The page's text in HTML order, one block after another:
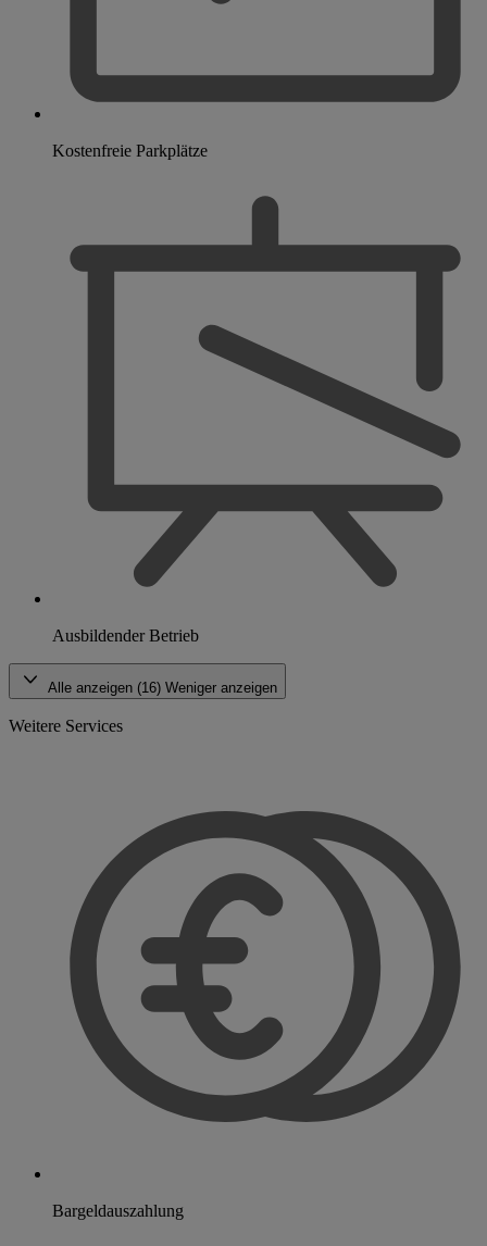
Kostenfreie Parkplätze
Ausbildender Betrieb
Alle anzeigen (16) Weniger anzeigen
Weitere Services
Bargeldauszahlung